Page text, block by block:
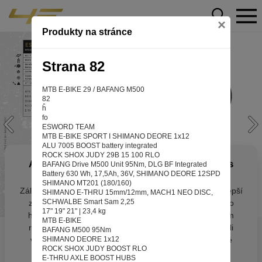
Produkty na stránce ×
Strana 82
MTB E-BIKE 29 / BAFANG M500
82
ĥ
fo
ESWORD TEAM
MTB E-BIKE SPORT I SHIMANO DEORE 1x12
ALU 7005 BOOST battery integrated
ROCK SHOX JUDY 29B 15 100 RLO
BAFANG Drive M500 Unit 95Nm, DLG BF Integrated
Battery 630 Wh, 17,5Ah, 36V, SHIMANO DEORE 12SPD
SHIMANO MT201 (180/160)
SHIMANO E-THRU 15mm/12mm, MACH1 NEO DISC,
SCHWALBE Smart Sam 2,25
17" 19" 21" | 23,4 kg
MTB E-BIKE
BAFANG M500 95Nm
SHIMANO DEORE 1x12
ROCK SHOX JUDY BOOST RLO
E-THRU AXLE BOOST HUBS
Aby web fungoval tak, jak ho znáte (souhlas
s cookies)
Záleží nám na tom, aby pro vás nakupování bylo co nejlepší
zážitkem. Abyste na našich stránkách rychle našli to, co
hledáte, ušetřili spoustu klikání a nezobrazovaly se vám
reklamy na věci, které vás nezajímají. Abyste web viděli
v zobrazení na které jste zvyklí a nemuseli se pokaždé
přihlašovat. Proto od vás potřebujeme souhlas se